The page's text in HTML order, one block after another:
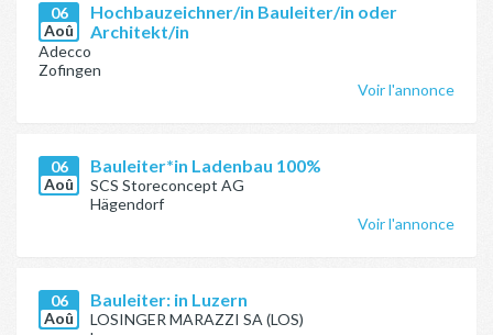
06
Aoû
Hochbauzeichner/in Bauleiter/in oder
Architekt/in
Adecco
Zofingen
Voir l'annonce
06
Aoû
Bauleiter*in Ladenbau 100%
SCS Storeconcept AG
Hägendorf
Voir l'annonce
06
Aoû
Bauleiter: in Luzern
LOSINGER MARAZZI SA (LOS)